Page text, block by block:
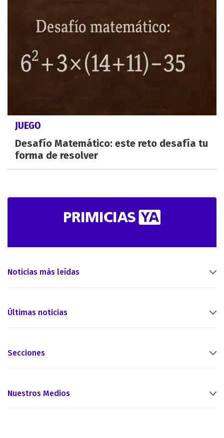
JUEGO
Desafío Matemático: este reto desafía tu
forma de resolver
Noticias más leídas
Últimas noticias
Secciones
Nuestros Medios